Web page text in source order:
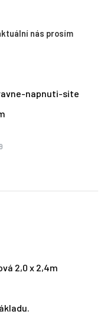
nás prosím
napnuti-site
2,0 x 2,4m